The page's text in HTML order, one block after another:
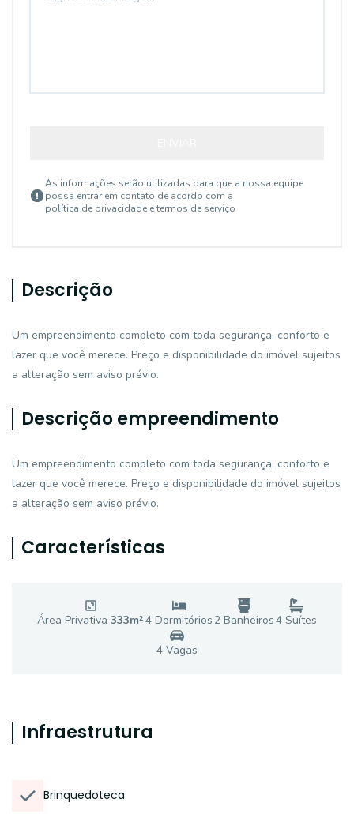
As informações serão utilizadas para que a nossa equipe
possa entrar em contato de acordo com a
política de privacidade e termos de serviço
Descrição
Um empreendimento completo com toda segurança, conforto e
lazer que você merece. Preço e disponibilidade do imóvel sujeitos
a alteração sem aviso prévio.
Descrição empreendimento
Um empreendimento completo com toda segurança, conforto e
lazer que você merece. Preço e disponibilidade do imóvel sujeitos
a alteração sem aviso prévio.
Características
Área Privativa 333m²4 Dormitórios 2 Banheiros4 Suítes
4 Vagas
Infraestrutura
Brinquedoteca